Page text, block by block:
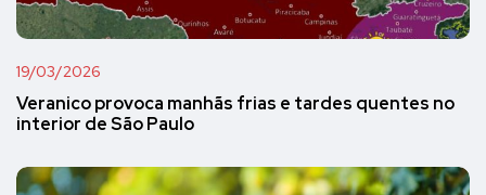
19/03/2026
Veranico provoca manhãs frias e tardes quentes no
interior de São Paulo